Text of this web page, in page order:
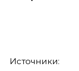
Источники: